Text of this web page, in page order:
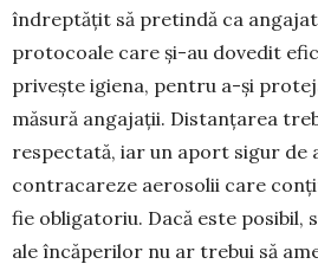
îndreptățit să pretindă ca
protocoale care și-au dovedit
privește igiena, pentru a-și
măsură angajații. Distanțarea
respectată, iar un aport sigur de
contracareze aerosolii care
fie obligatoriu. Dacă este posibil,
ale încăperilor nu ar trebui să